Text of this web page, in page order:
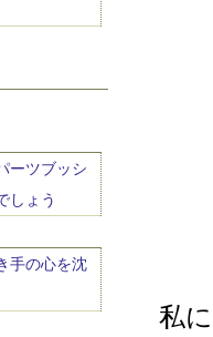
ーツブッシ
しょう
手の心を沈
私